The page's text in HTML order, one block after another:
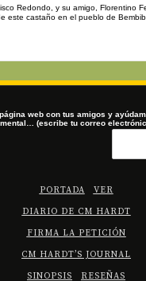
Redondo, y su amigo, Florentino
este castaño en el pueblo de
web con tus amigos y
(escribe tu correo
PORTADA
VER
DIARIO DE CM HARDT
FIRMA LA PETICIÓN
CM HARDT’S JOURNAL
SINOPSIS
RESEÑAS